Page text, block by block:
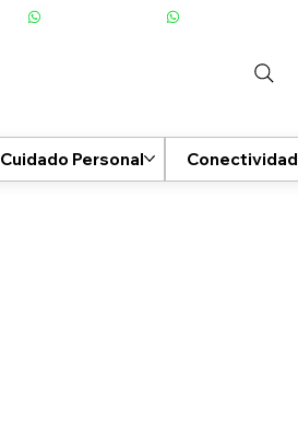
Cuidado Personal Conectividad